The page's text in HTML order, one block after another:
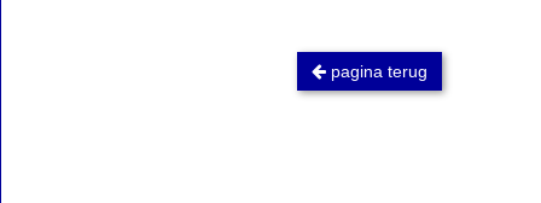
pagina terug